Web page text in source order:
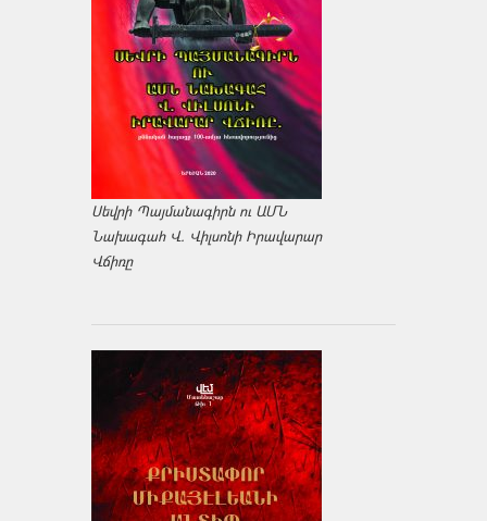
Սեվրի Պայմանագիրն ու ԱՄՆ
Նախագահ Վ. Վիլսոնի Իրավարար
Վճիռը